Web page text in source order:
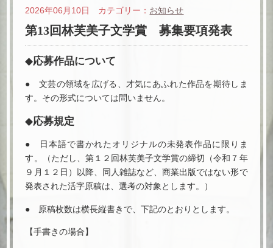
2026年06月10日 カテゴリー： お知らせ
第13回林芙美子文学賞 募集要項発表
◆応募作品について
● 文芸の領域を広げる、才気にあふれた作品を期待しま
す。その形式については問いません。
◆応募規定
● 日本語で書かれたオリジナルの未発表作品に限りま
す。（ただし、第１２回林芙美子文学賞の締切（令和７年
９月１２日）以降、同人雑誌など、商業出版ではない形で
発表された活字原稿は、選考の対象とします。）
● 原稿枚数は横長縦書きで、下記のとおりとします。
【手書きの場合】